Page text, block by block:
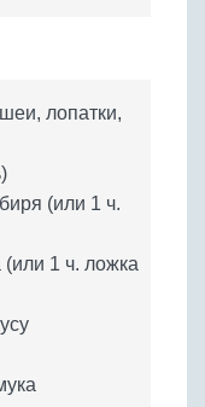
лопатки,
(или 1 ч.
(или 1 ч. ложка